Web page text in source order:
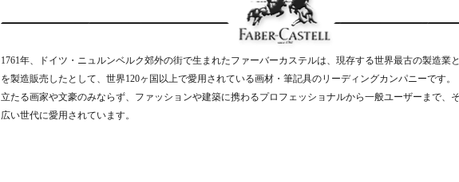
1761年、ドイツ・ニュルンベルク郊外の街で生まれたファーバーカステルは、現存する世界最古の製造業
を製造販売したとして、世界120ヶ国以上で愛用されている画材・筆記具のリーディングカンパニーです。
立たる画家や文豪のみならず、ファッションや建築に携わるプロフェッショナルから一般ユーザーまで、
広い世代に愛用されています。